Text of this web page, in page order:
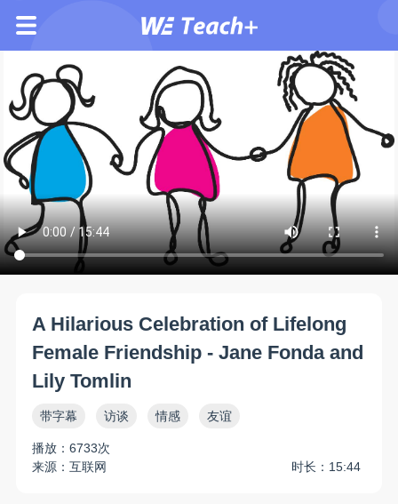
A Hilarious Celebration of Lifelong
Female Friendship - Jane Fonda and
Lily Tomlin
带字幕 访谈 情感 友谊
播放：6733次
来源：互联网
时长：15:44